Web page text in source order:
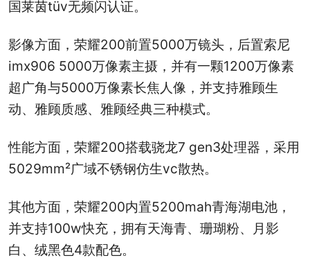
国莱茵tüv无频闪认证。
影像方面，荣耀200前置5000万镜头，后置索尼
imx906 5000万像素主摄，并有一颗1200万像素
超广角与5000万像素长焦人像，并支持雅顾生
动、雅顾质感、雅顾经典三种模式。
性能方面，荣耀200搭载骁龙7 gen3处理器，采用
5029mm²广域不锈钢仿生vc散热。
其他方面，荣耀200内置5200mah青海湖电池，
并支持100w快充，拥有天海青、珊瑚粉、月影
白、绒黑色4款配色。